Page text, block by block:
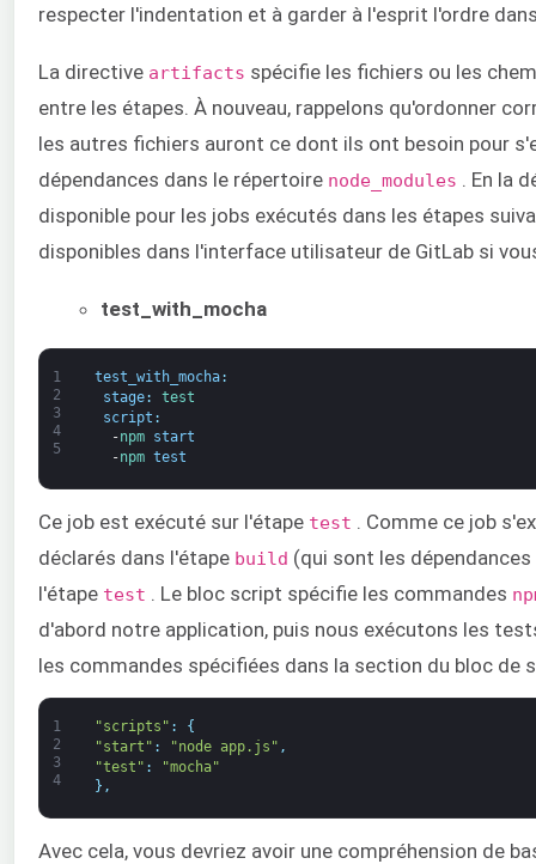
respecter l'indentation et à garder à l'esprit l'ordre
La directive artifacts spécifie les fichiers ou les
entre les étapes. À nouveau, rappelons qu'ordonner
les autres fichiers auront ce dont ils ont besoin pour
dépendances dans le répertoire node_modules . En la
disponible pour les jobs exécutés dans les étapes
disponibles dans l'interface utilisateur de GitLab si
test_with_mocha
1
2
3
4
5
test_with_mocha:
stage:
test
script :
-npm start
-npm test
Ce job est exécuté sur l'étape test
. Comme ce job
déclarés dans l'étape build (qui sont les
l'étape test . Le bloc script spécifie les commandes
d'abord notre application, puis nous exécutons les
les commandes spécifiées dans la section du bloc de
1
2
3
4
"scripts" :
{
"start" : "node app.js" ,
"test" :
"mocha"
} ,
Avec cela, vous devriez avoir une compréhension de